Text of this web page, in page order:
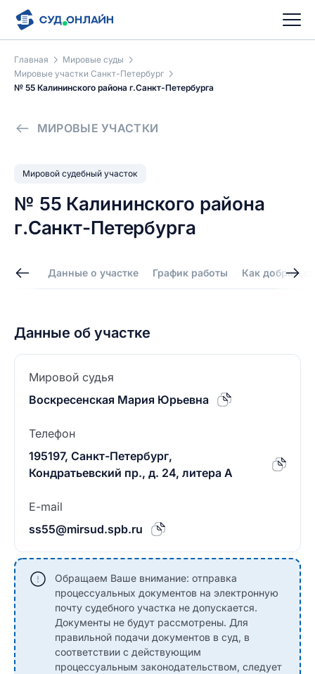
Главная
Мировые суды
Мировые участки Санкт-Петербург
№ 55 Калининского района г.Санкт-Петербурга
МИРОВЫЕ УЧАСТКИ
Мировой судебный участок
№ 55 Калининского района
г.Санкт-Петербурга
Данные о участке График работы Как добраться
Данные об участке
Мировой судья
Воскресенская Мария Юрьевна
Телефон
195197, Санкт-Петербург,
Кондратьевский пр., д. 24, литера А
E-mail
ss55@mirsud.spb.ru
Обращаем Ваше внимание: отправка
процессуальных документов на электронную
почту судебного участка не допускается.
Документы не будут рассмотрены. Для
правильной подачи документов в суд, в
соответствии с действующим
процессуальным законодательством, следует